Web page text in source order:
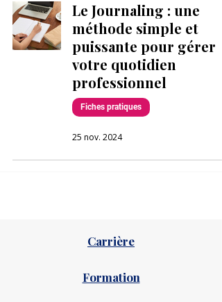
Le Journaling : une
méthode simple et
puissante pour gérer
votre quotidien
professionnel
Fiches pratiques
25 nov. 2024
Carrière
Formation